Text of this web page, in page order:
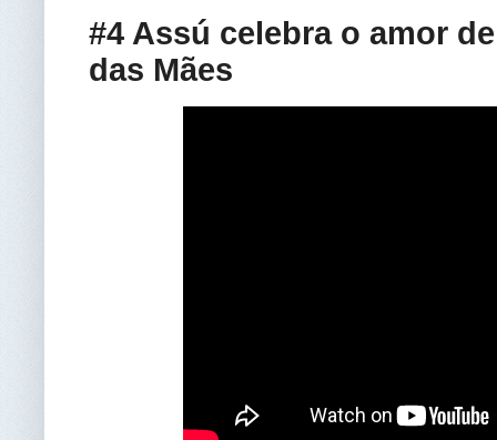
#4 Assú celebra o amor
das Mães